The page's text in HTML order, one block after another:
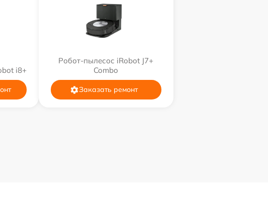
i8+
Робот-пылесос iRobot J7+
Combo
Заказать ремонт